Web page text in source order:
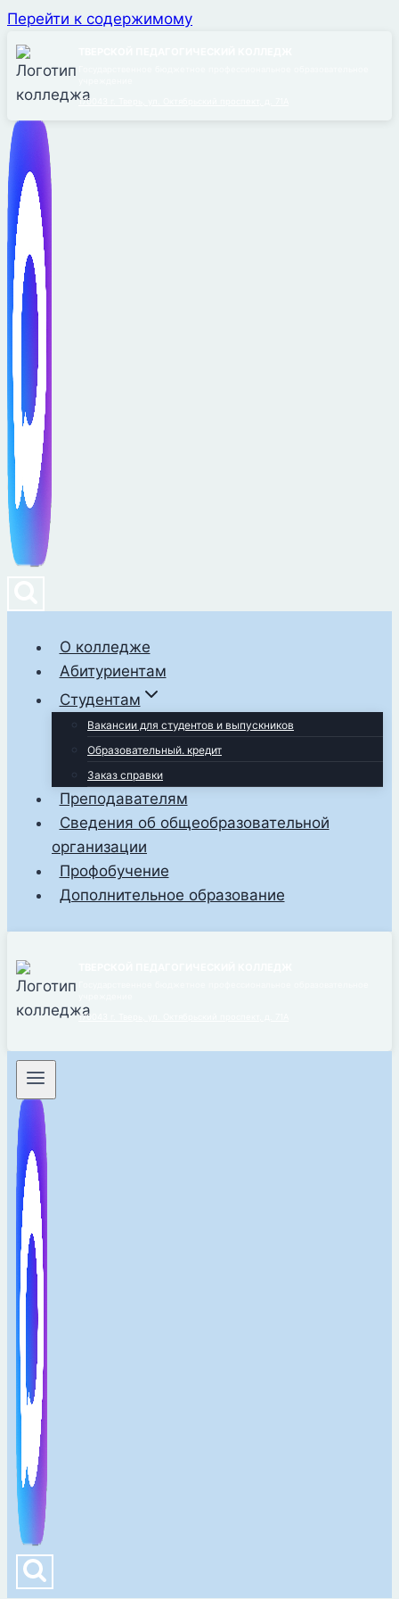
Перейти к содержимому
170043 г. Тверь, ул. Октябрьский проспект, д. 71А
О колледже
Абитуриентам
Студентам
Вакансии для студентов и выпускников
Образовательный. кредит
Заказ справки
Преподавателям
Сведения об общеобразовательной
организации
Профобучение
Дополнительное образование
170043 г. Тверь, ул. Октябрьский проспект, д. 71А